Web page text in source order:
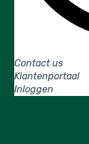
Contact us
Klantenportaal
Inloggen